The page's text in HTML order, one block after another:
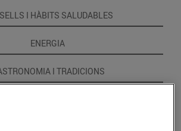
I HÀBITS SALUDABLES
ENERGIA
I TRADICIONS